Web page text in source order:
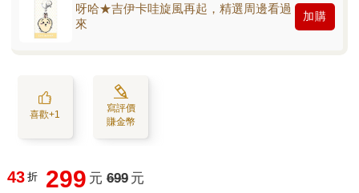
呀哈★吉伊卡哇旋風再起，精選周邊看過
來
加購
喜歡+1
寫評價
賺金幣
43 折 299 元 699 元